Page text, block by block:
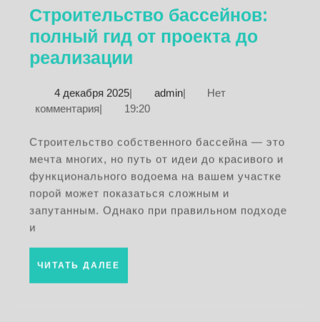
Строительство бассейнов:
полный гид от проекта до
реализации
полный
от
проекта
до
реализации
4 декабря 20254
декабря
| adminadmin
|
Нет
комментария| 19:20
Строительство собственного бассейна — это
мечта многих, но путь от идеи до красивого и
функционального водоема на вашем участке
порой может показаться сложным и
запутанным. Однако при правильном подходе
и
ЧИТАТЬ ДАЛЕЕ